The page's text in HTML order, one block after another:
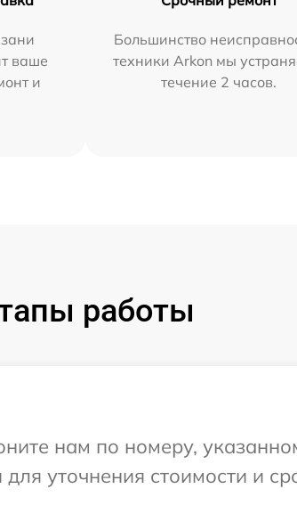
ваше
и
Большинство
техники Arkon мы
течение 2 часов.
работы
нам по номеру,
уточнения стоимости и